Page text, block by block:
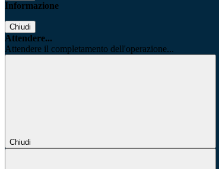
Informazione
Chiudi
Attendere...
Attendere il completamento dell'operazione...
Chiudi